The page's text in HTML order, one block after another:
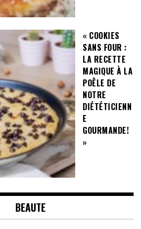
« COOKIES
SANS FOUR :
LA RECETTE
MAGIQUE À LA
POÊLE DE
NOTRE
DIÉTÉTICIENN
E
GOURMANDE!
»
BEAUTE